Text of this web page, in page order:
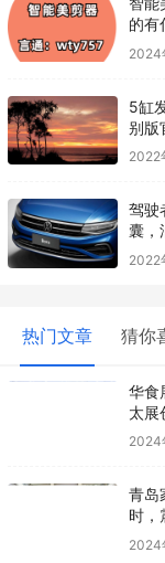
的有
2024
5缸
别版
比超
2022
驾驶
囊，
机
2022
热门文章 猜你
华食
太展
2024
青岛
时，
单大
2024